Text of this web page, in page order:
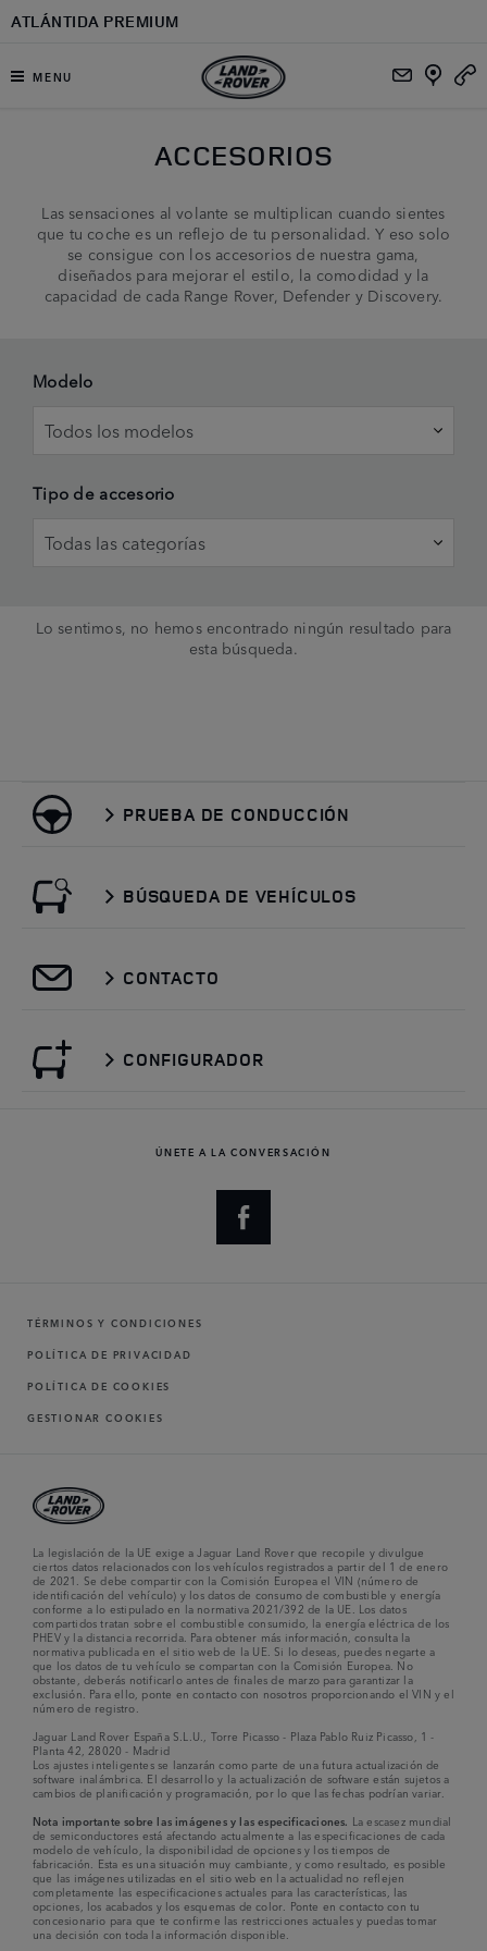
Ir al contenido principal
ATLÁNTIDA PREMIUM
MENU
ACCESORIOS
Las sensaciones al volante se multiplican cuando sientes
que tu coche es un reflejo de tu personalidad. Y eso solo
se consigue con los accesorios de nuestra gama,
diseñados para mejorar el estilo, la comodidad y la
capacidad de cada Range Rover, Defender y Discovery.
Modelo
Tipo de accesorio
Lo sentimos, no hemos encontrado ningún resultado para
esta búsqueda.
PRUEBA DE CONDUCCIÓN
BÚSQUEDA DE VEHÍCULOS
CONTACTO
CONFIGURADOR
ÚNETE A LA CONVERSACIÓN
TÉRMINOS Y CONDICIONES
POLÍTICA DE PRIVACIDAD
POLÍTICA DE COOKIES
GESTIONAR COOKIES
La legislación de la UE exige a Jaguar Land Rover que recopile y divulgue
ciertos datos relacionados con los vehículos registrados a partir del 1 de enero
de 2021. Se debe compartir con la Comisión Europea el VIN (número de
identificación del vehículo) y los datos de consumo de combustible y energía
conforme a lo estipulado en la normativa 2021/392 de la UE. Los datos
compartidos tratan sobre el combustible consumido, la energía eléctrica de los
PHEV y la distancia recorrida. Para obtener más información, consulta la
normativa publicada en el sitio web de la UE. Si lo deseas, puedes negarte a
que los datos de tu vehículo se compartan con la Comisión Europea. No
obstante, deberás notificarlo antes de finales de marzo para garantizar la
exclusión. Para ello, ponte en contacto con nosotros proporcionando el VIN y el
número de registro.
Jaguar Land Rover España S.L.U., Torre Picasso - Plaza Pablo Ruiz Picasso, 1 -
Planta 42, 28020 - Madrid
Los ajustes inteligentes se lanzarán como parte de una futura actualización de
software inalámbrica. El desarrollo y la actualización de software están sujetos a
cambios de planificación y programación, por lo que las fechas podrían variar.
Nota importante sobre las imágenes y las especificaciones. La escasez mundial
de semiconductores está afectando actualmente a las especificaciones de cada
modelo de vehículo, la disponibilidad de opciones y los tiempos de
fabricación. Esta es una situación muy cambiante, y como resultado, es posible
que las imágenes utilizadas en el sitio web en la actualidad no reflejen
completamente las especificaciones actuales para las características, las
opciones, los acabados y los esquemas de color. Ponte en contacto con tu
concesionario para que te confirme las restricciones actuales y puedas tomar
una decisión con toda la información disponible.